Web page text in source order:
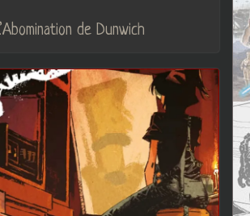
de Dunwich